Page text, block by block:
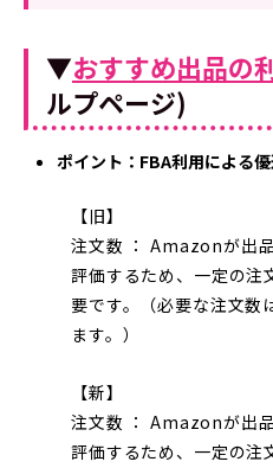
▼おすすめ出品の
ルプページ)
ポイント：FBA利用による
【旧】
注文数 ： Amazonが出
評価するため、一定の注
要です。（必要な注文数
ます。）
【新】
注文数 ： Amazonが出
評価するため、一定の注